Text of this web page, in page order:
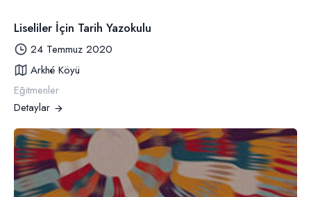
Liseliler İçin Tarih Yazokulu
24 Temmuz 2020
Arkhé Köyü
Eğitmenler
Detaylar